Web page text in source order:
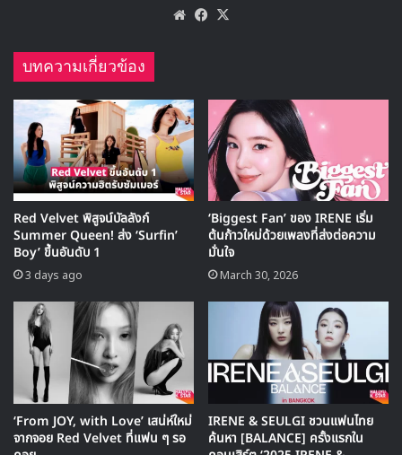
หลังจากการออกอากาศในสัปดาห์นี้แล้ว รายการ Music Core
จะงดออกอากาศเป็นเวลา 2 สัปดาห์
สำหรับ
องซองอู Wanna One, คังมินา Gugudan และ
มาร์ค NCT3 MC ใหม่ของรายการMusic Core จะเริ่มทำ
หน้าที่ร่วมกันในวันที่ 24 กุมภาพันธ์ เป็นสัปดาห์แรก
WebsiteFacebook
บทความเกี่ยวข้อง
Red Velvet พิสูจน์บัลลังก์
Summer Queen! ส่ง ‘Surfin’
Boy’ ขึ้นอันดับ 1
3 days ago
‘Biggest Fan’ ของ IRENE เริ่ม
ต้นก้าวใหม่ด้วยเพลงที่ส่งต่อความ
มั่นใจ
March 30, 2026
‘From JOY, with Love’ เสน่ห์ใหม่
จากจอย Red Velvet ที่แฟน ๆ รอ
IRENE & SEULGI ชวนแฟนไทย
ค้นหา [BALANCE] ครั้งแรกใน